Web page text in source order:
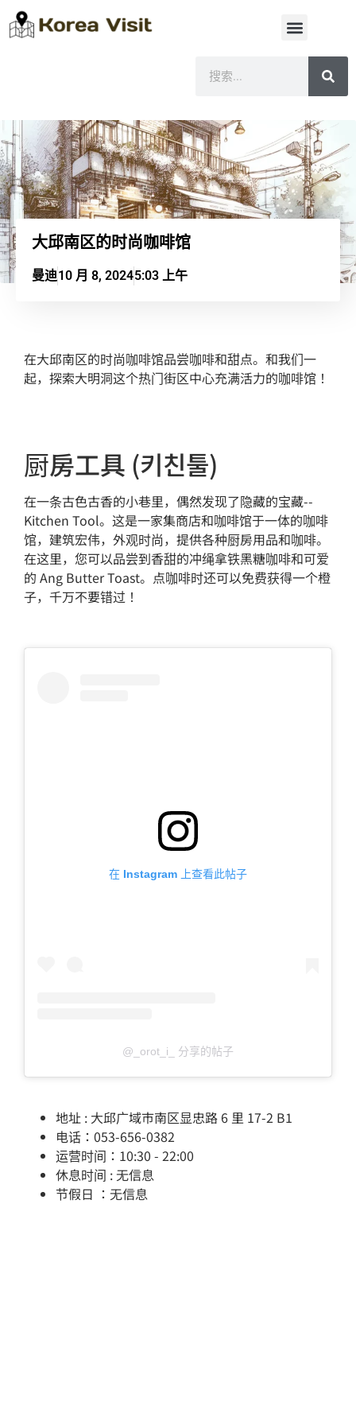
大邱南区的时尚咖啡馆
曼迪10 月 8, 20245:03 上午
在大邱南区的时尚咖啡馆品尝咖啡和甜点。和我们一
起，探索大明洞这个热门街区中心充满活力的咖啡馆！
厨房工具 (키친툴)
在一条古色古香的小巷里，偶然发现了隐藏的宝藏--
Kitchen Tool。这是一家集商店和咖啡馆于一体的咖啡
馆，建筑宏伟，外观时尚，提供各种厨房用品和咖啡。
在这里，您可以品尝到香甜的冲绳拿铁黑糖咖啡和可爱
的 Ang Butter Toast。点咖啡时还可以免费获得一个橙
子，千万不要错过！
在 Instagram 上查看此帖子
@_orot_i_ 分享的帖子
地址 : 大邱广域市南区显忠路 6 里 17-2 B1
电话：053-656-0382
运营时间：10:30 - 22:00
休息时间 : 无信息
节假日 ：无信息